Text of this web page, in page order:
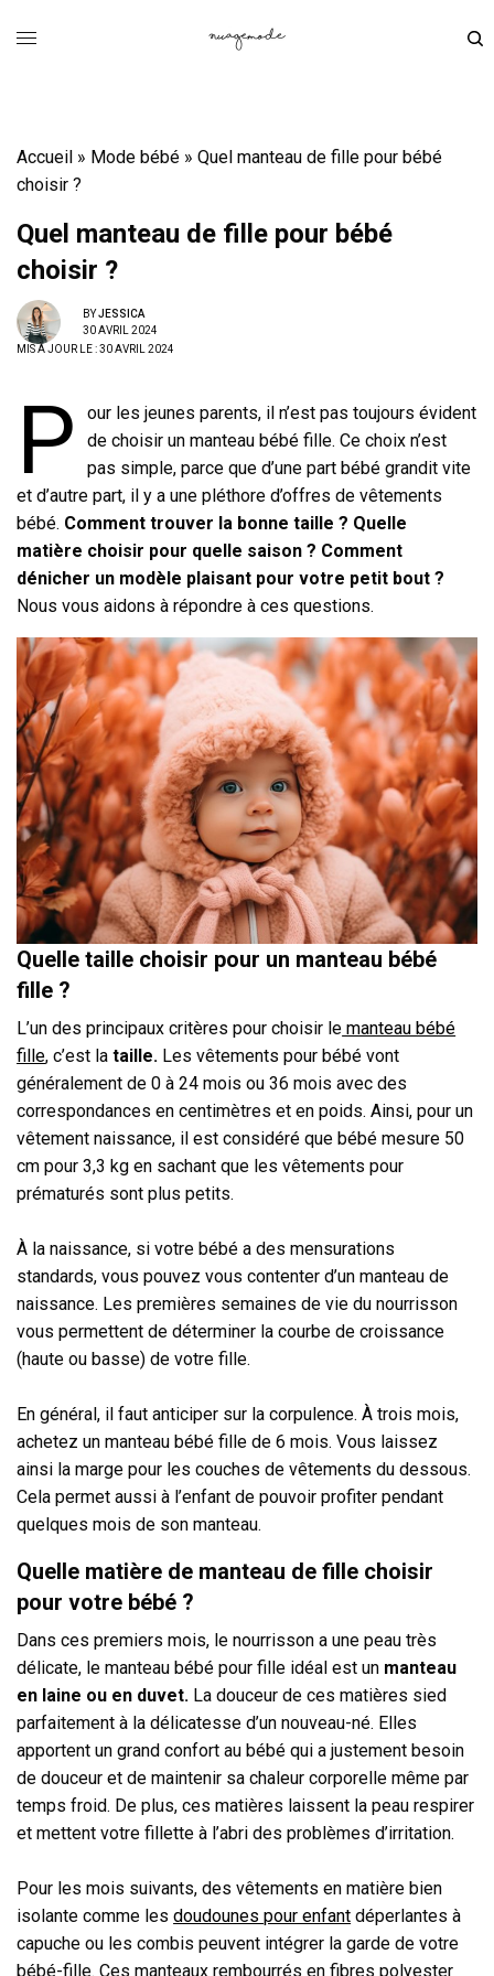
Accueil » Mode bébé »Quel manteau de fille pour bébé
choisir ?
Quel manteau de fille pour bébé
choisir ?
BYJESSICA
30 AVRIL 2024
MIS À JOUR LE : 30 AVRIL 2024
P
our les jeunes parents, il n’est pas toujours évident
de choisir un manteau bébé fille. Ce choix n’est
pas simple, parce que d’une part bébé grandit vite
et d’autre part, il y a une pléthore d’offres de vêtements
bébé. Comment trouver la bonne taille ? Quelle
matière choisir pour quelle saison ? Comment
dénicher un modèle plaisant pour votre petit bout ?
Nous vous aidons à répondre à ces questions.
Quelle taille choisir pour un manteau bébé
fille ?
L’un des principaux critères pour choisir le manteau bébé
fille, c’est lataille. Les vêtements pour bébé vont
généralement de 0 à 24 mois ou 36 mois avec des
correspondances en centimètres et en poids. Ainsi, pour un
vêtement naissance, il est considéré que bébé mesure 50
cm pour 3,3 kg en sachant que les vêtements pour
prématurés sont plus petits.
À la naissance, si votre bébé a des mensurations
standards, vous pouvez vous contenter d’un manteau de
naissance. Les premières semaines de vie du nourrisson
vous permettent de déterminer la courbe de croissance
(haute ou basse) de votre fille.
En général, il faut anticiper sur la corpulence. À trois mois,
achetez un manteau bébé fille de 6 mois. Vous laissez
ainsi la marge pour les couches de vêtements du dessous.
Cela permet aussi à l’enfant de pouvoir profiter pendant
quelques mois de son manteau.
Quelle matière de manteau de fille choisir
pour votre bébé ?
Dans ces premiers mois, le nourrisson a une peau très
délicate, le manteau bébé pour fille idéal est un manteau
en laine ou en duvet. La douceur de ces matières sied
parfaitement à la délicatesse d’un nouveau-né. Elles
apportent un grand confort au bébé qui a justement besoin
de douceur et de maintenir sa chaleur corporelle même par
temps froid. De plus, ces matières laissent la peau respirer
et mettent votre fillette à l’abri des problèmes d’irritation.
Pour les mois suivants, des vêtements en matière bien
isolante comme lesdoudounes pour enfant déperlantes à
capuche ou les combis peuvent intégrer la garde de votre
bébé-fille. Ces manteaux rembourrés en fibres polyester